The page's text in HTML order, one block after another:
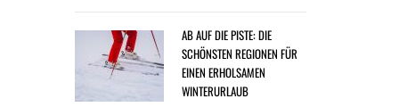
AB AUF DIE PISTE: DIE
SCHÖNSTEN REGIONEN FÜR
EINEN ERHOLSAMEN
WINTERURLAUB